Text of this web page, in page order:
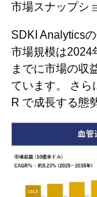
市場スナップシ
SDKI Analytics
市場規模は2024
までに市場の収
ています。 さら
R で成長する態